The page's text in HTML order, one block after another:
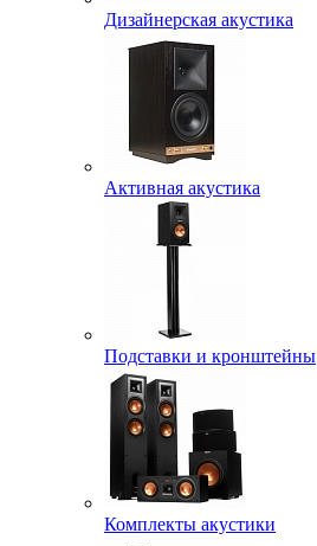
Дизайнерская акустика
Активная акустика
Подставки и кронштейны
Комплекты акустики